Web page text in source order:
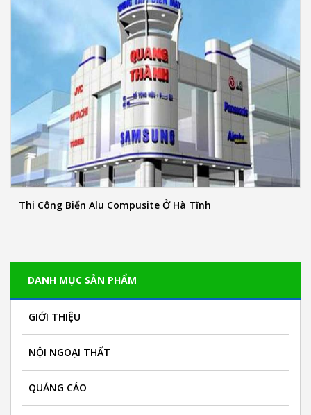
Thi Công Biển Alu Compusite Ở Hà Tĩnh
DANH MỤC SẢN PHẨM
GIỚI THIỆU
NỘI NGOẠI THẤT
QUẢNG CÁO